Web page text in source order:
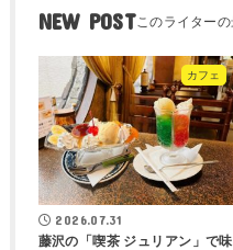
NEW POST
カフェ
2026.07.31
藤沢の「喫茶 ジュリアン」で味